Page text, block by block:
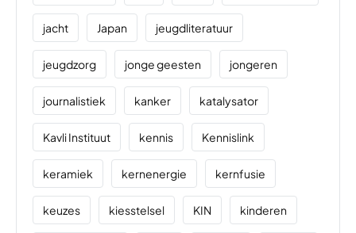
jacht Japan jeugdliteratuur
jeugdzorg jonge geesten jongeren
journalistiek kanker katalysator
Kavli Instituut kennis Kennislink
keramiek kernenergie kernfusie
keuzes kiesstelsel KIN kinderen